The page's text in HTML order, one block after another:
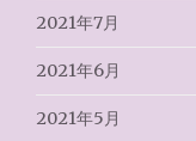
2021年7月
2021年6月
2021年5月